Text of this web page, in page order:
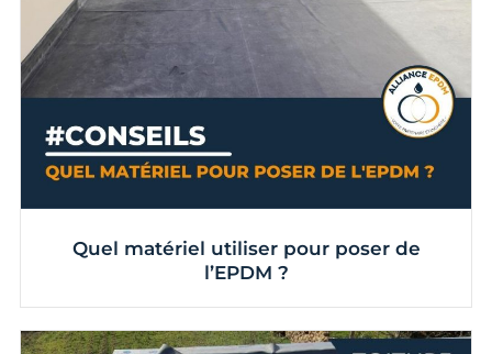
Quel matériel utiliser pour poser de
l’EPDM ?